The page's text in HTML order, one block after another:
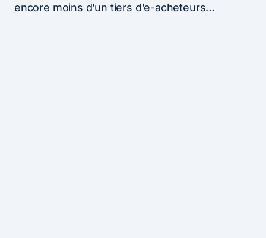
encore moins d’un tiers d’e-acheteurs…